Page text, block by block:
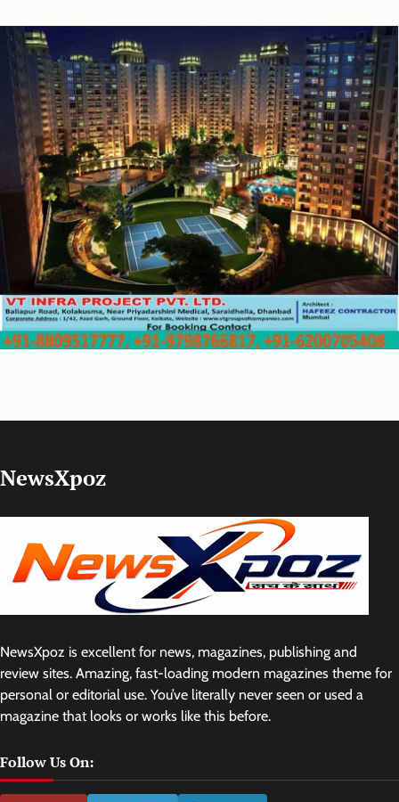
NewsXpoz
NewsXpoz is excellent for news, magazines, publishing and
review sites. Amazing, fast-loading modern magazines theme for
personal or editorial use. You’ve literally never seen or used a
magazine that looks or works like this before.
Follow Us On: